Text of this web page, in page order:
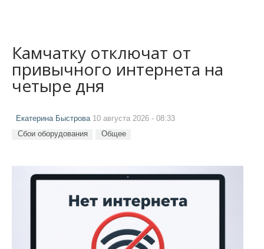
Камчатку отключат от
привычного интернета на
четыре дня
Екатерина Быстрова10 августа 2026 - 08:33
Сбои оборудования Общее